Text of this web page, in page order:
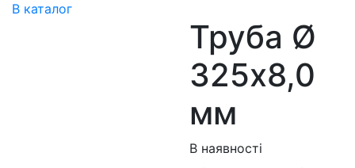
В каталог
Труба Ø
325х8,0
мм
В наявності